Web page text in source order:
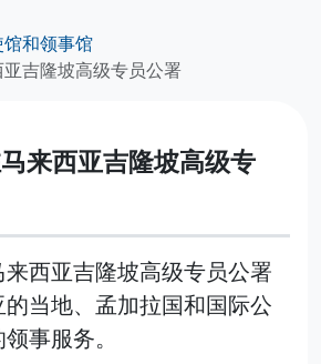
和领事馆
吉隆坡高级专员公署
来西亚吉隆坡高级专
西亚吉隆坡高级专员公署
当地、孟加拉国和国际公
事服务。